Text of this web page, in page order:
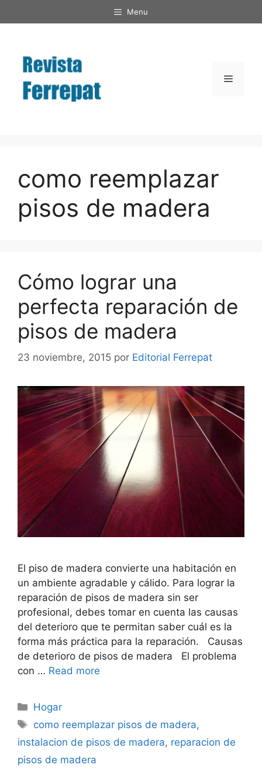
al
Menu
Menú
como reemplazar
pisos de madera
Cómo lograr una
perfecta reparación de
pisos de madera
23 noviembre, 2015 por Editorial Ferrepat
El piso de madera convierte una habitación en
un ambiente agradable y cálido. Para lograr la
reparación de pisos de madera sin ser
profesional, debes tomar en cuenta las causas
del deterioro que te permitan saber cuál es la
forma más práctica para la reparación. Causas
de deterioro de pisos de madera El problema
con … Read more
Categorías
Hogar
Etiquetas
como reemplazar pisos de madera,
instalacion de pisos de madera, reparacion de
pisos de madera